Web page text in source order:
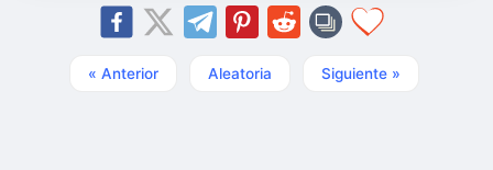
« Anterior Aleatoria Siguiente »